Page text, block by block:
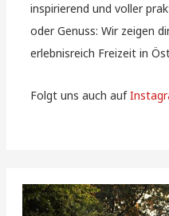
inspirierend und voller
oder Genuss: Wir zeigen
erlebnisreich Freizeit in
Folgt uns auch auf